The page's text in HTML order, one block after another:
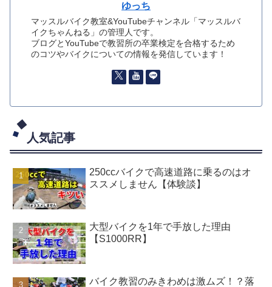
ゆっち
マッスルバイク教室&YouTubeチャンネル「マッスルバ
イクちゃんねる」の管理人です。
ブログとYouTubeで教習所の卒業検定を合格するため
のコツやバイクについての情報を発信しています！
人気記事
250ccバイクで高速道路に乗るのはオ
ススメしません【体験談】
大型バイクを1年で手放した理由
【S1000RR】
バイク教習のみきわめは激ムズ！？落